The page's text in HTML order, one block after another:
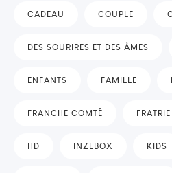
CADEAU COUPLE
DES SOURIRES ET DES ÂMES
ENFANTS FAMILLE
FRANCHE COMTÉ FRATRIE
HD INZEBOX KIDS